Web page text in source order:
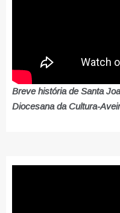
Breve história de Santa
Diocesana da Cultura-